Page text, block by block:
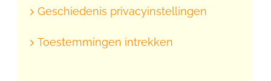
Geschiedenis privacyinstellingen
Toestemmingen intrekken